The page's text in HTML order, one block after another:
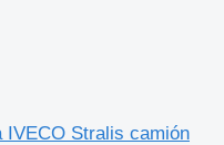
IVECO Stralis camión